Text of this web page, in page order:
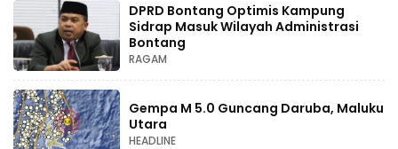
DPRD Bontang Optimis Kampung
Sidrap Masuk Wilayah Administrasi
Bontang
RAGAM
Gempa M 5.0 Guncang Daruba, Maluku
Utara
HEADLINE